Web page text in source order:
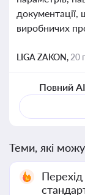
документації,
виробничих
LIGA ZAKON, 20
Повний
Теми, які